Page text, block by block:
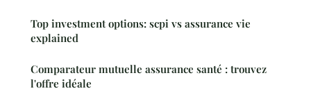
Top investment options: scpi vs assurance vie
explained
Comparateur mutuelle assurance santé : trouvez
l'offre idéale